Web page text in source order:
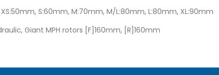
S:60mm, M:70mm, M/L:80mm, L:80mm, XL:90mm
Giant MPH rotors [F]160mm, [R]160mm